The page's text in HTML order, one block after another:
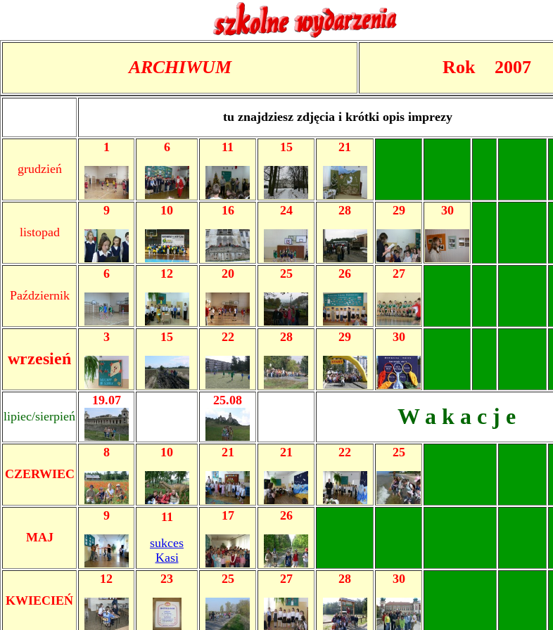
ARCHIWUM Rok 2007
tu znajdziesz zdjęcia i krótki opis imprezy
grudzień
1 6 11 15 21
listopad
9 10 16 24 28 29 30
Październik
6 12 20 25 26 27
wrzesień
3 15 22 28 29 30
lipiec/sierpień
19.07 25.08
W a k a c j e
CZERWIEC
8 10 21 21 22 25
MAJ
9
11
sukces
Kasi
17 26
KWIECIEŃ
12 23 25 27 28 30